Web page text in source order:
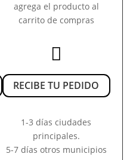
agrega el producto al
carrito de compras

RECIBE TU PEDIDO
1-3 días ciudades
principales.
5-7 días otros municipios